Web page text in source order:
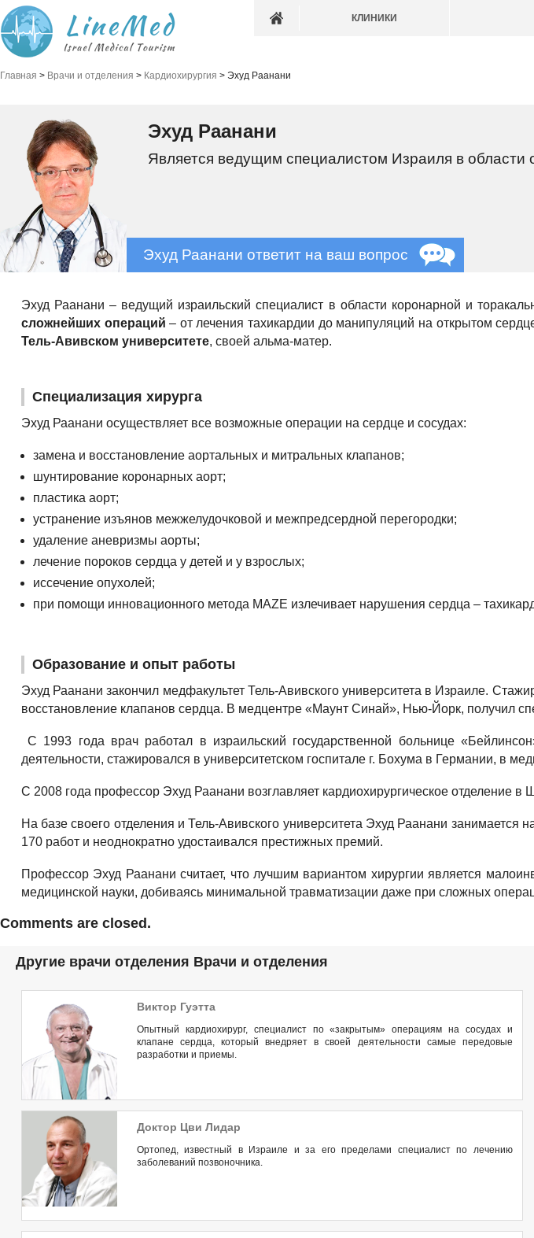
КЛИНИКИ
Главная > Врачи и отделения > Кардиохирургия > Эхуд Раанани
Эхуд Раанани
Является ведущим специалистом Израиля в области
Эхуд Раанани ответит на ваш вопрос
Эхуд Раанани – ведущий израильский специалист в области коронарной и
сложнейших операций – от лечения тахикардии до манипуляций на открытом
Тель-Авивском университете, своей альма-матер.
Специализация хирурга
Эхуд Раанани осуществляет все возможные операции на сердце и сосудах:
замена и восстановление аортальных и митральных клапанов;
шунтирование коронарных аорт;
пластика аорт;
устранение изъянов межжелудочковой и межпредсердной перегородки;
удаление аневризмы аорты;
лечение пороков сердца у детей и у взрослых;
иссечение опухолей;
при помощи инновационного метода MAZE излечивает нарушения сердца –
Образование и опыт работы
Эхуд Раанани закончил медфакультет Тель-Авивского университета в Израиле.
восстановление клапанов сердца. В медцентре «Маунт Синай», Нью-Йорк, получил
С 1993 года врач работал в израильский государственной больнице
деятельности, стажировался в университетском госпитале г. Бохума в Германии, в
С 2008 года профессор Эхуд Раанани возглавляет кардиохирургическое отделение в
На базе своего отделения и Тель-Авивского университета Эхуд Раанани
170 работ и неоднократно удостаивался престижных премий.
Профессор Эхуд Раанани считает, что лучшим вариантом хирургии является
медицинской науки, добиваясь минимальной травматизации даже при сложных
Comments are closed.
Другие врачи отделения Врачи и отделения
Виктор Гуэтта
Опытный кардиохирург, специалист по «закрытым» операциям на сосудах и
клапане сердца, который внедряет в своей деятельности самые передовые
разработки и приемы.
Доктор Цви Лидар
Ортопед, известный в Израиле и за его пределами специалист по лечению
заболеваний позвоночника.